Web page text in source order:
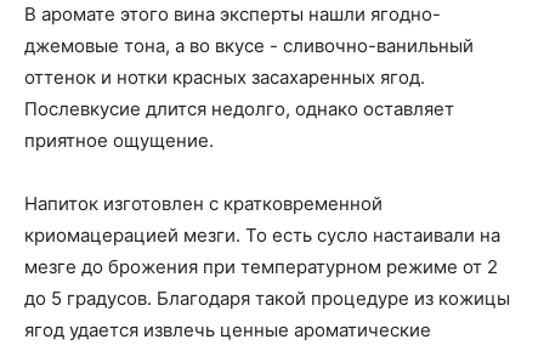
В аромате этого вина эксперты нашли ягодно-
джемовые тона, а во вкусе - сливочно-ванильный
оттенок и нотки красных засахаренных ягод.
Послевкусие длится недолго, однако оставляет
приятное ощущение.
Напиток изготовлен с кратковременной
криомацерацией мезги. То есть сусло настаивали на
мезге до брожения при температурном режиме от 2
до 5 градусов. Благодаря такой процедуре из кожицы
ягод удается извлечь ценные ароматические